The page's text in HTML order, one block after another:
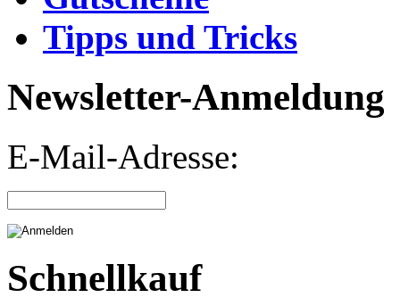
Tipps und Tricks
Newsletter-Anmeldung
E-Mail-Adresse:
Schnellkauf